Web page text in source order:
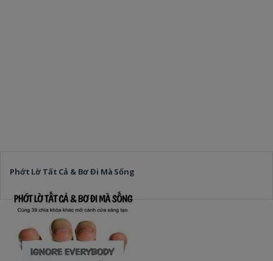
Phớt Lờ Tất Cả & Bơ Đi Mà Sống